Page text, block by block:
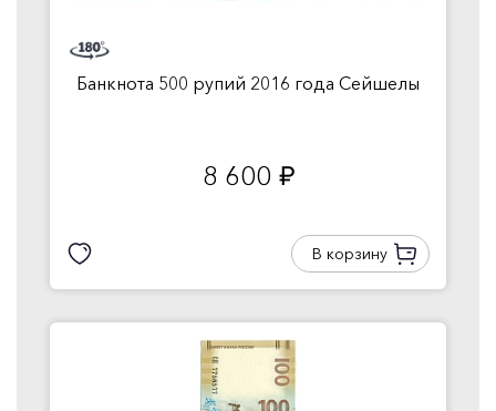
Банкнота 500 рупий 2016 года Сейшелы
8 600 руб.
В корзину